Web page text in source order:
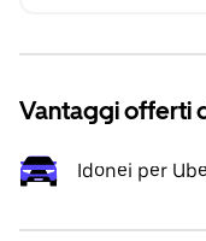
Vantaggi offerti
Idonei per